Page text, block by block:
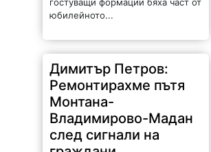
юбилейното...
Димитър Петров:
Ремонтирахме пътя
Монтана-
Владимирово-Мадан
след сигнали на
граждани